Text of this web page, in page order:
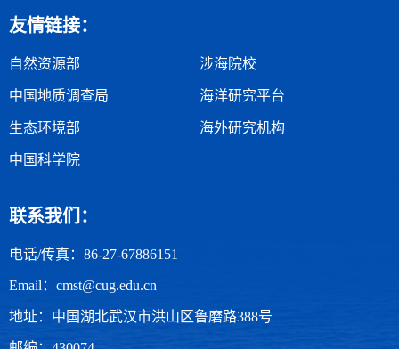
友情链接：
自然资源部 涉海院校
中国地质调查局 海洋研究平台
生态环境部 海外研究机构
中国科学院
联系我们：
电话/传真：86-27-67886151
Email：cmst@cug.edu.cn
地址：中国湖北武汉市洪山区鲁磨路388号